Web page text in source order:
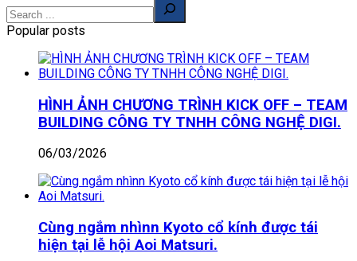
Popular posts
HÌNH ẢNH CHƯƠNG TRÌNH KICK OFF – TEAM
BUILDING CÔNG TY TNHH CÔNG NGHỆ DIGI.
06/03/2026
Cùng ngắm nhìnn Kyoto cổ kính được tái
hiện tại lễ hội Aoi Matsuri.